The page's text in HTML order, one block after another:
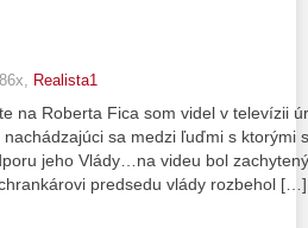
Realista1
na Roberta Fica som videl v televízii
sa medzi ľuďmi s ktorými
jeho Vlády…na videu bol
predsedu vlády rozbehol […]